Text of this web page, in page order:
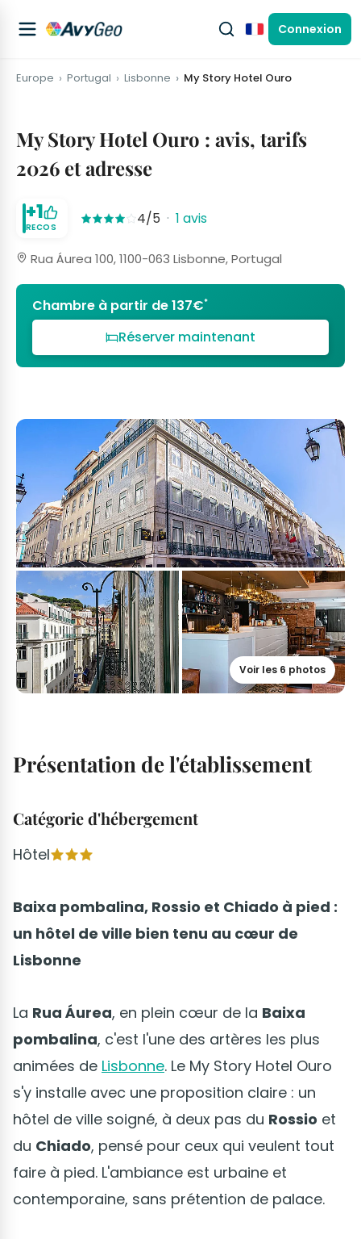
FrançaisConnexion
Europe Portugal Lisbonne My Story Hotel Ouro
My Story Hotel Ouro : avis, tarifs
2026 et adresse
+1
RECOS 4/5 · 1 avis
Rua Áurea 100, 1100-063 Lisbonne, Portugal
Chambre à partir de 137€*
Réserver maintenant
Voir les 6 photos
Présentation de l'établissement
Catégorie d'hébergement
Hôtel
Baixa pombalina, Rossio et Chiado à pied :
un hôtel de ville bien tenu au cœur de
Lisbonne
La Rua Áurea, en plein cœur de la Baixa
pombalina, c'est l'une des artères les plus
animées de Lisbonne. Le My Story Hotel Ouro
s'y installe avec une proposition claire : un
hôtel de ville soigné, à deux pas du Rossio et
du Chiado, pensé pour ceux qui veulent tout
faire à pied. L'ambiance est urbaine et
contemporaine, sans prétention de palace.